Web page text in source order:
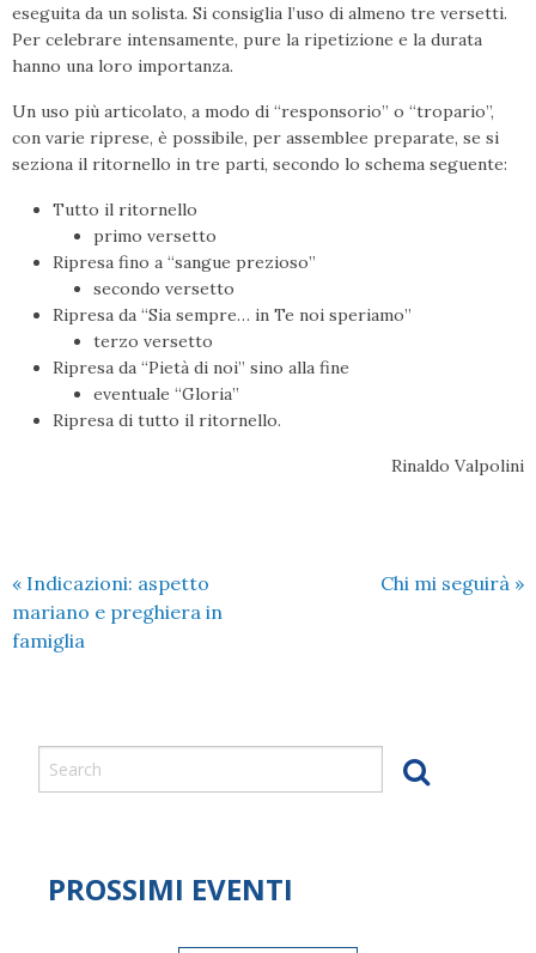
eseguita da un solista. Si consiglia l’uso di almeno tre versetti.
Per celebrare intensamente, pure la ripetizione e la durata
hanno una loro importanza.
Un uso più articolato, a modo di “re­sponsorio” o “tropario”,
con varie riprese, è possibile, per assemblee preparate, se si
seziona il ritornello in tre parti, secondo lo schema seguente:
Tutto il ritornello
primo versetto
Ripresa fino a “sangue prezioso”
secondo versetto
Ripresa da “Sia sempre… in Te noi speriamo”
terzo versetto
Ripresa da “Pietà di noi” sino alla fi­ne
eventuale “Gloria”
Ripresa di tutto il ritornello.
Rinaldo Valpolini
« Indicazioni: aspetto
mariano e preghiera in
famiglia
Chi mi seguirà »
PROSSIMI EVENTI